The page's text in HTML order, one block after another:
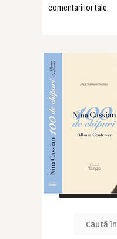
comentariilor tale
CAUTĂ ÎN SITE